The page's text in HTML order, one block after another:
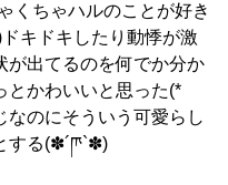
くちゃハルのことが好き
キドキしたり動悸が激
が出てるのを何でか分か
とかわいいと思った(*
なのにそういう可愛らし
する(✽´ཫ`✽)